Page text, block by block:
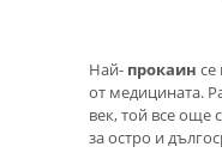
Най- прокаин се
от медицината.
век, той все още
за остро и